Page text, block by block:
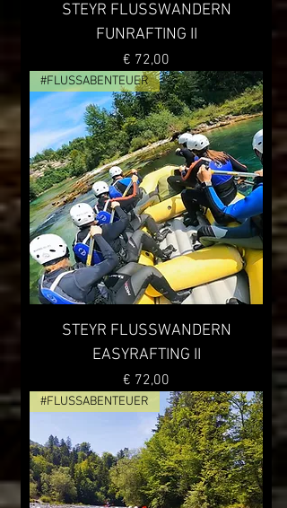
STEYR FLUSSWANDERN
FUNRAFTING II
Preis
€ 72,00
#FLUSSABENTEUER
STEYR FLUSSWANDERN
EASYRAFTING II
Preis
€ 72,00
#FLUSSABENTEUER